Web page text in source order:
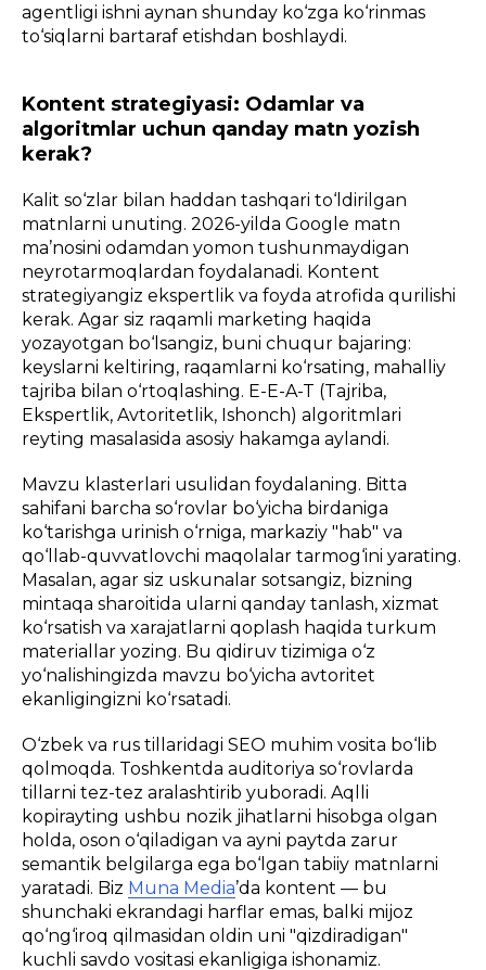
agentligi ishni aynan shunday ko‘zga ko‘rinmas
to‘siqlarni bartaraf etishdan boshlaydi.
Kontent strategiyasi: Odamlar va
algoritmlar uchun qanday matn yozish
kerak?
Kalit so‘zlar bilan haddan tashqari to‘ldirilgan
matnlarni unuting. 2026-yilda Google matn
ma’nosini odamdan yomon tushunmaydigan
neyrotarmoqlardan foydalanadi. Kontent
strategiyangiz ekspertlik va foyda atrofida qurilishi
kerak. Agar siz raqamli marketing haqida
yozayotgan bo‘lsangiz, buni chuqur bajaring:
keyslarni keltiring, raqamlarni ko‘rsating, mahalliy
tajriba bilan o‘rtoqlashing. E-E-A-T (Tajriba,
Ekspertlik, Avtoritetlik, Ishonch) algoritmlari
reyting masalasida asosiy hakamga aylandi.
Mavzu klasterlari usulidan foydalaning. Bitta
sahifani barcha so‘rovlar bo‘yicha birdaniga
ko‘tarishga urinish o‘rniga, markaziy "hab" va
qo‘llab-quvvatlovchi maqolalar tarmog‘ini yarating.
Masalan, agar siz uskunalar sotsangiz, bizning
mintaqa sharoitida ularni qanday tanlash, xizmat
ko‘rsatish va xarajatlarni qoplash haqida turkum
materiallar yozing. Bu qidiruv tizimiga o‘z
yo‘nalishingizda mavzu bo‘yicha avtoritet
ekanligingizni ko‘rsatadi.
O‘zbek va rus tillaridagi SEO muhim vosita bo‘lib
qolmoqda. Toshkentda auditoriya so‘rovlarda
tillarni tez-tez aralashtirib yuboradi. Aqlli
kopirayting ushbu nozik jihatlarni hisobga olgan
holda, oson o‘qiladigan va ayni paytda zarur
semantik belgilarga ega bo‘lgan tabiiy matnlarni
yaratadi. Biz Muna Media’da kontent — bu
shunchaki ekrandagi harflar emas, balki mijoz
qo‘ng‘iroq qilmasidan oldin uni "qizdiradigan"
kuchli savdo vositasi ekanligiga ishonamiz.